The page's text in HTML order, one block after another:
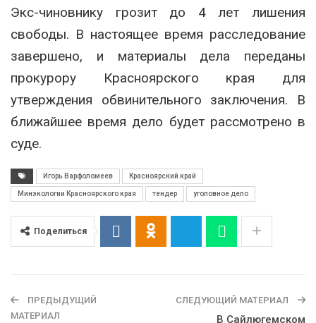
Экс-чиновнику грозит до 4 лет лишения
свободы. В настоящее время расследование
завершено, и материалы дела переданы
прокурору Красноярского края для
утверждения обвинительного заключения. В
ближайшее время дело будет рассмотрено в
суде.
Игорь Варфоломеев Красноярский край
Минэкологии Красноярского края тендер уголовное дело
Поделиться
ПРЕДЫДУЩИЙ
МАТЕРИАЛ
СЛЕДУЮЩИЙ МАТЕРИАЛ
В Сайлюгемском